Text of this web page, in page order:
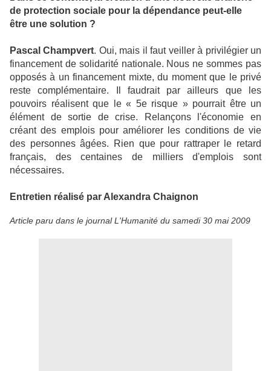
de protection sociale pour la dépendance peut-elle
être une solution ?
Pascal Champvert. Oui, mais il faut veiller à privilégier un
financement de solidarité nationale. Nous ne sommes pas
opposés à un financement mixte, du moment que le privé
reste complémentaire. Il faudrait par ailleurs que les
pouvoirs réalisent que le « 5e risque » pourrait être un
élément de sortie de crise. Relançons l'économie en
créant des emplois pour améliorer les conditions de vie
des personnes âgées. Rien que pour rattraper le retard
français, des centaines de milliers d'emplois sont
nécessaires.
Entretien réalisé par Alexandra Chaignon
Article paru dans le journal L'Humanité du samedi 30 mai 2009